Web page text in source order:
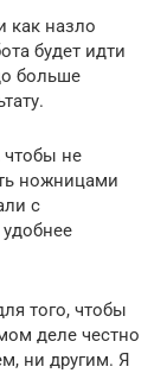
как назло
будет идти
больше
чтобы не
ножницами
с
того, чтобы
деле честно
ни другим. Я